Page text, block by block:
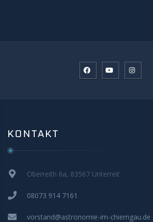
KONTAKT
Oberreith 6a, 83567 Unterreit
08073 914 7161
vorstand@astronomie-im-chiemgau.de